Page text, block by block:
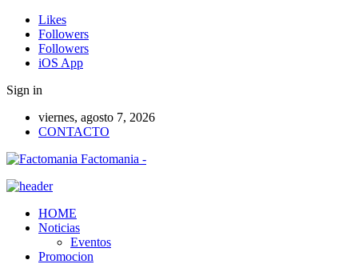
Likes
Followers
Followers
iOS App
Sign in
viernes, agosto 7, 2026
CONTACTO
Factomania -
HOME
Noticias
Eventos
Promocion